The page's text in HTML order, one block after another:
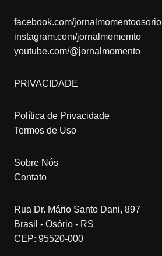
facebook.com/jornalmomentoosorio
instagram.com/jornalmomemto
youtube.com/@jornalmomento
PRIVACIDADE
Política de Privacidade
Termos de Uso
Sobre Nós
Contato
Rua Dr. Mário Santo Dani, 897
Brasil - Osório - RS
CEP: 95520-000